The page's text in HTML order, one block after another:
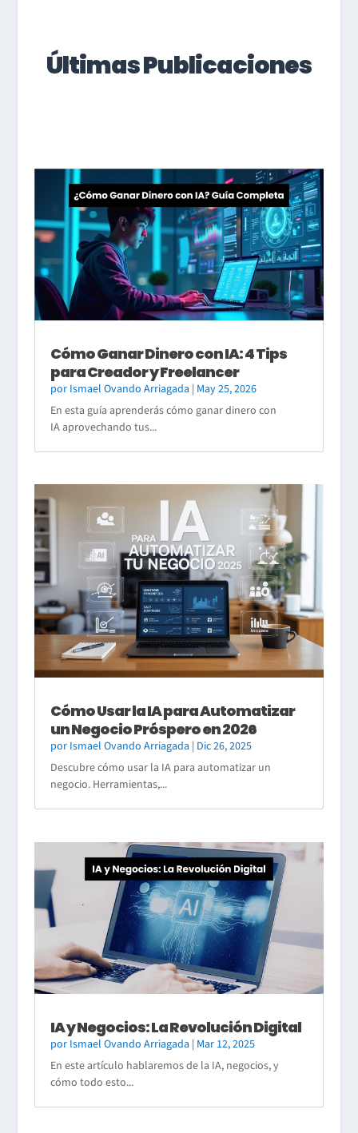
Últimas Publicaciones
Cómo Ganar Dinero con IA: 4 Tips
para Creador y Freelancer
por Ismael Ovando Arriagada | May 25, 2026
En esta guía aprenderás cómo ganar dinero con
IA aprovechando tus...
Cómo Usar la IA para Automatizar
un Negocio Próspero en 2026
por Ismael Ovando Arriagada | Dic 26, 2025
Descubre cómo usar la IA para automatizar un
negocio. Herramientas,...
IA y Negocios: La Revolución Digital
por Ismael Ovando Arriagada | Mar 12, 2025
En este artículo hablaremos de la IA, negocios, y
cómo todo esto...